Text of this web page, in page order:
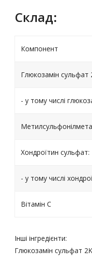
Склад:
Компонент
Глюкозамін сульфат
- у тому числі
Хондроїтин сульфат:
- у тому числі
Вітамін C
Інші інгредієнти:
Глюкозамін сульфат